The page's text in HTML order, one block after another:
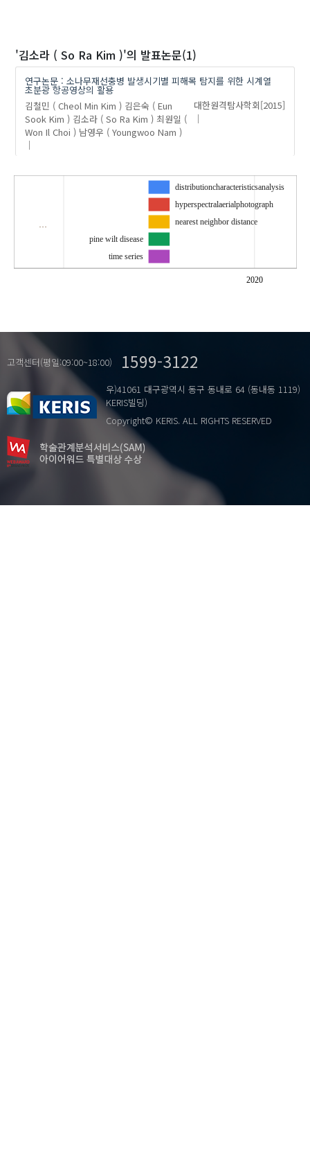
'김소라 ( So Ra Kim )'의 발표논문(1)
연구논문 : 소나무재선충병 발생시기별 피해목 탐지를 위한 시계열
초분광 항공영상의 활용
김철민 ( Cheol Min Kim ) 김은숙 ( Eun
Sook Kim ) 김소라 ( So Ra Kim ) 최원일 (
Won Il Choi ) 남영우 ( Youngwoo Nam )
대한원격탐사학회[2015]
…
2020
distributioncharacteristicsanalysis
hyperspectralaerialphotograph
nearest neighbor distance
pine wilt disease
time series
고객센터(평일:09:00~18:00) 1599-3122
우)41061 대구광역시 동구 동내로 64 (동내동 1119)
KERIS빌딩)
Copyright© KERIS. ALL RIGHTS RESERVED